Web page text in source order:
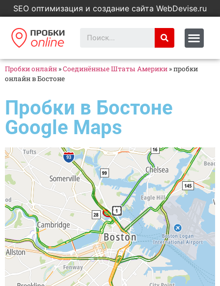
SEO оптимизация и создание сайта WebDevise.ru
Пробки онлайн »Соединённые Штаты Америки »пробки
онлайн в Бостоне
Пробки в Бостоне
Google Maps